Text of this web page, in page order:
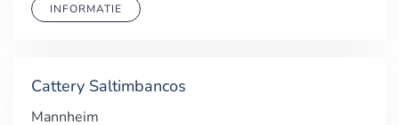
INFORMATIE
Cattery Saltimbancos
Mannheim